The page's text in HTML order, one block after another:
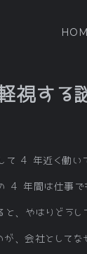
視する
て 4 年近く働い
4 年間は仕事で
、やはりどう
、会社としてな